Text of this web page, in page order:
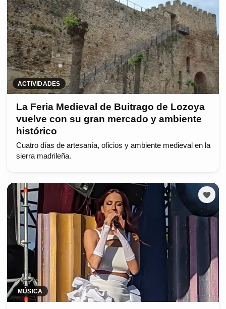
ACTIVIDADES
La Feria Medieval de Buitrago de Lozoya
vuelve con su gran mercado y ambiente
histórico
Cuatro días de artesanía, oficios y ambiente medieval en la
sierra madrileña.
MÚSICA